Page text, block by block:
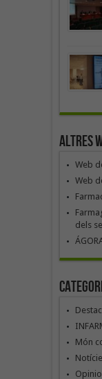
Altres
Web
Web
dels
Món